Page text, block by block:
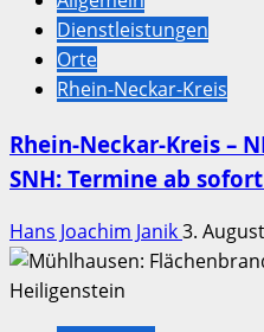
Dienstleistungen
Orte
Rhein-Neckar-Kreis
Rhein-Neckar-Kreis –
SNH: Termine ab
Hans Joachim Janik3.